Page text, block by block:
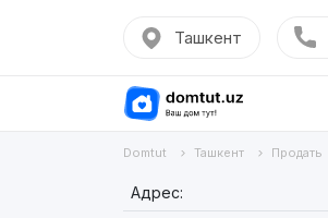
Ташкент
Domtut Ташкент Продать
Адрес: